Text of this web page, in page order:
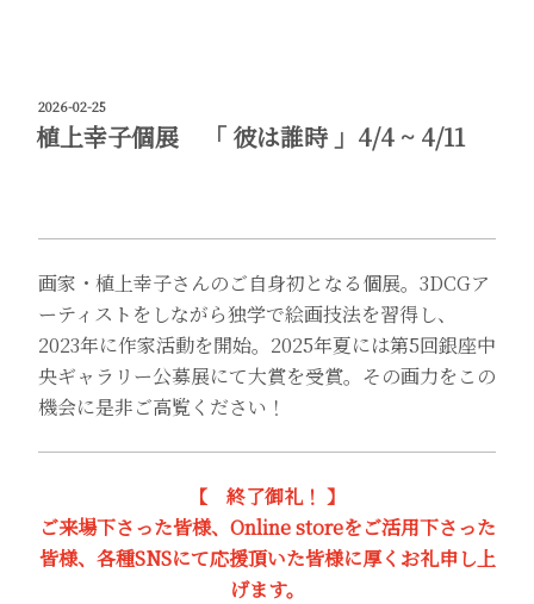
投
稿
日:
2026-02-25
植上幸子個展 「 彼は誰時 」4/4 ~ 4/11
画家・植上幸子さんのご自身初となる個展。3DCGア
ーティストをしながら独学で絵画技法を習得し、
2023年に作家活動を開始。2025年夏には第5回銀座中
央ギャラリー公募展にて大賞を受賞。その画力をこの
機会に是非ご高覧ください！
【 終了御礼！ 】
ご来場下さった皆様、Online storeをご活用下さった
皆様、各種SNSにて応援頂いた皆様に厚くお礼申し上
げます。